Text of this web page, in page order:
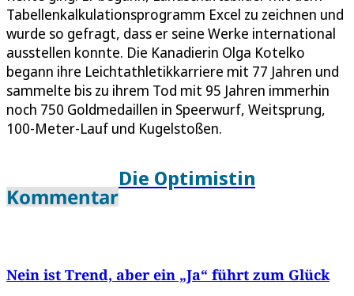
Tabellenkalkulationsprogramm Excel zu zeichnen und
wurde so gefragt, dass er seine Werke international
ausstellen konnte. Die Kanadierin Olga Kotelko
begann ihre Leichtathletikkarriere mit 77 Jahren und
sammelte bis zu ihrem Tod mit 95 Jahren immerhin
noch 750 Goldmedaillen in Speerwurf, Weitsprung,
100-Meter-Lauf und Kugelstoßen.
Kommentar
Die Optimistin
Nein ist Trend, aber ein „Ja“ führt zum Glück